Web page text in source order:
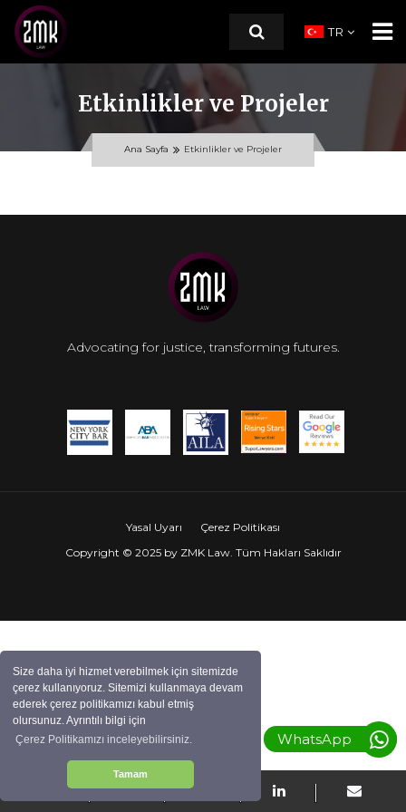
Size daha iyi hizmet verebilmek için sitemizde
çerez kullanıyoruz. Sitemizi kullanmaya devam
ederek çerez politikamızı kabul etmiş
olursunuz. Ayrıntılı bilgi için
Çerez Politikamızı inceleyebilirsiniz.
Tamam
TR
ANA SAYFA
ÇALIŞMA ALANLARI
Vaka Çalışmaları
Etkinlikler ve Projeler
Ana Sayfa Etkinlikler ve Projeler
Advocating for justice, transforming futures.
Yasal Uyarı
Çerez Politikası
Copyright © 2025 by ZMK Law. Tüm Hakları Saklıdır
WhatsApp